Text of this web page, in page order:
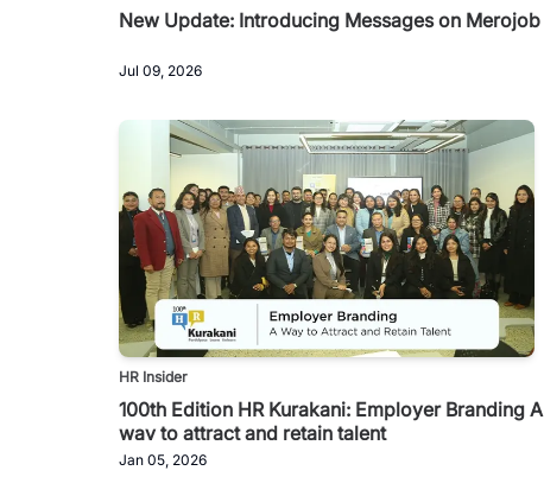
New Update: Introducing Messages on Merojob
Jul 09, 2026
HR Insider
100th Edition HR Kurakani: Employer Branding A
way to attract and retain talent
Jan 05, 2026